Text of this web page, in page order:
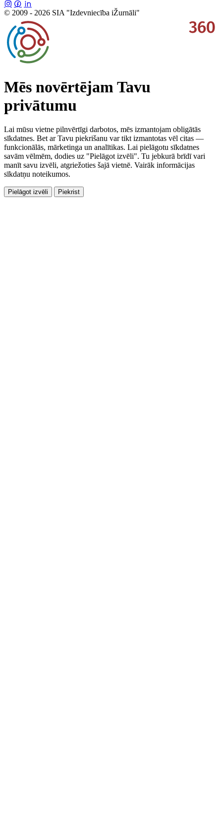
© 2009 - 2026 SIA "Izdevniecība iŽurnāli"
Mēs novērtējam Tavu
privātumu
Lai mūsu vietne pilnvērtīgi darbotos, mēs izmantojam obligātās
sīkdatnes. Bet ar Tavu piekrišanu var tikt izmantotas vēl citas —
funkcionālās, mārketinga un analītikas. Lai pielāgotu sīkdatnes
savām vēlmēm, dodies uz "Pielāgot izvēli". Tu jebkurā brīdī vari
manīt savu izvēli, atgriežoties šajā vietnē. Vairāk informācijas
sīkdatņu noteikumos.
Pielāgot izvēli Piekrist